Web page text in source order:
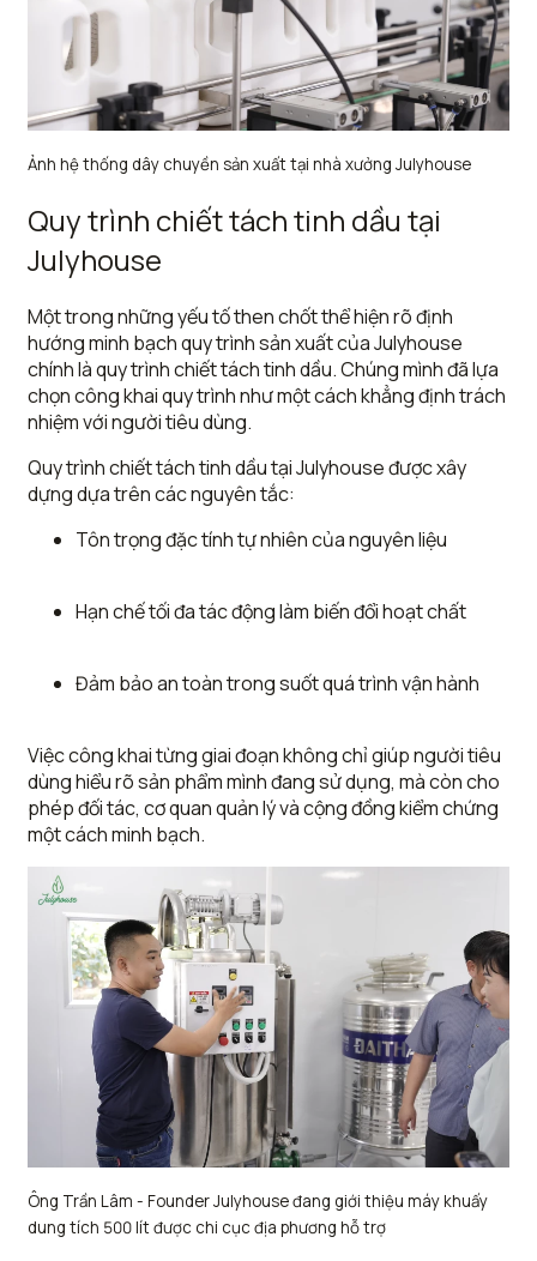
Ảnh hệ thống dây chuyền sản xuất tại nhà xưởng Julyhouse
Quy trình chiết tách tinh dầu tại
Julyhouse
Một trong những yếu tố then chốt thể hiện rõ định
hướng minh bạch quy trình sản xuất của Julyhouse
chính là quy trình chiết tách tinh dầu. Chúng mình đã lựa
chọn công khai quy trình như một cách khẳng định trách
nhiệm với người tiêu dùng.
Quy trình chiết tách tinh dầu tại Julyhouse được xây
dựng dựa trên các nguyên tắc:
Tôn trọng đặc tính tự nhiên của nguyên liệu
Hạn chế tối đa tác động làm biến đổi hoạt chất
Đảm bảo an toàn trong suốt quá trình vận hành
Việc công khai từng giai đoạn không chỉ giúp người tiêu
dùng hiểu rõ sản phẩm mình đang sử dụng, mà còn cho
phép đối tác, cơ quan quản lý và cộng đồng kiểm chứng
một cách minh bạch.
Ông Trần Lâm - Founder Julyhouse đang giới thiệu máy khuấy
dung tích 500 lít được chi cục địa phương hỗ trợ